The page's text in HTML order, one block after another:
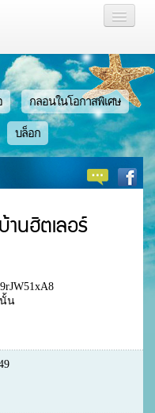
กลอนในโอกาสพิเศษ
บล็อก
นฮิตเลอร์
น